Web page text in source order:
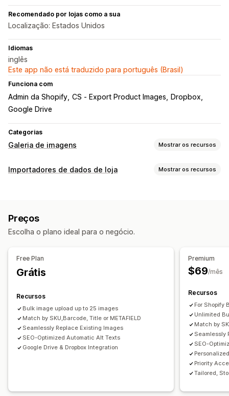
Recomendado por lojas como a sua
Localização: Estados Unidos
Idiomas
inglês
Este app não está traduzido para português (Brasil)
Funciona com
Admin da Shopify CS ‑ Export Product Images
Dropbox
Google Drive
Categorias
Galeria de imagens Mostrar os recursos
Personalização
Importadores de dados de loja Mostrar os recursos
Sincronização em tempo real
Atualizações em massa
Metacampos
Preços
Escolha o plano ideal para o negócio.
Free Plan
Grátis
Recursos
Bulk image upload up to 25 images
Match by SKU,Barcode, Title or METAFIELD
Seamlessly Replace Existing Images
SEO-Optimized Automatic Alt Texts
Google Drive & Dropbox Integration
Premium
$69/mês
Recursos
For Shopify
Unlimited
Match by
Seamlessly
SEO-
Priority
Tailored,